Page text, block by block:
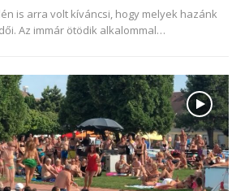
is arra volt kíváncsi, hogy melyek hazánk
Az immár ötödik alkalommal…